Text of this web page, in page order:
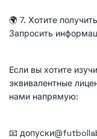
🌍 7. Хотите
Запросить
Если вы хотите
эквивалентные
нами напрямую:
📧